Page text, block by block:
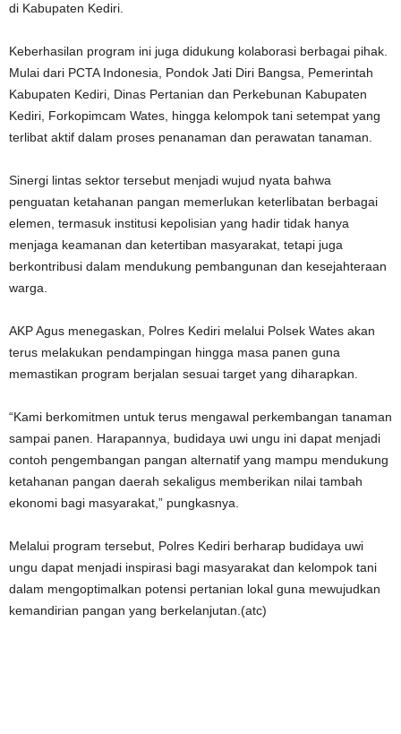
di Kabupaten Kediri.
Keberhasilan program ini juga didukung kolaborasi berbagai pihak.
Mulai dari PCTA Indonesia, Pondok Jati Diri Bangsa, Pemerintah
Kabupaten Kediri, Dinas Pertanian dan Perkebunan Kabupaten
Kediri, Forkopimcam Wates, hingga kelompok tani setempat yang
terlibat aktif dalam proses penanaman dan perawatan tanaman.
Sinergi lintas sektor tersebut menjadi wujud nyata bahwa
penguatan ketahanan pangan memerlukan keterlibatan berbagai
elemen, termasuk institusi kepolisian yang hadir tidak hanya
menjaga keamanan dan ketertiban masyarakat, tetapi juga
berkontribusi dalam mendukung pembangunan dan kesejahteraan
warga.
AKP Agus menegaskan, Polres Kediri melalui Polsek Wates akan
terus melakukan pendampingan hingga masa panen guna
memastikan program berjalan sesuai target yang diharapkan.
“Kami berkomitmen untuk terus mengawal perkembangan tanaman
sampai panen. Harapannya, budidaya uwi ungu ini dapat menjadi
contoh pengembangan pangan alternatif yang mampu mendukung
ketahanan pangan daerah sekaligus memberikan nilai tambah
ekonomi bagi masyarakat,” pungkasnya.
Melalui program tersebut, Polres Kediri berharap budidaya uwi
ungu dapat menjadi inspirasi bagi masyarakat dan kelompok tani
dalam mengoptimalkan potensi pertanian lokal guna mewujudkan
kemandirian pangan yang berkelanjutan.(atc)